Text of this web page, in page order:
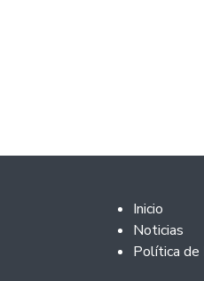
Footer 2
Inicio
Noticias
Política de